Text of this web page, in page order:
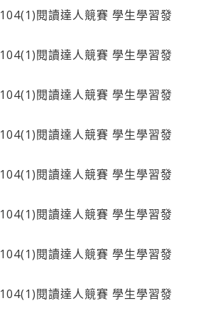
104(1)閱讀達人競賽 學生學習發
104(1)閱讀達人競賽 學生學習發
104(1)閱讀達人競賽 學生學習發
104(1)閱讀達人競賽 學生學習發
104(1)閱讀達人競賽 學生學習發
104(1)閱讀達人競賽 學生學習發
104(1)閱讀達人競賽 學生學習發
104(1)閱讀達人競賽 學生學習發